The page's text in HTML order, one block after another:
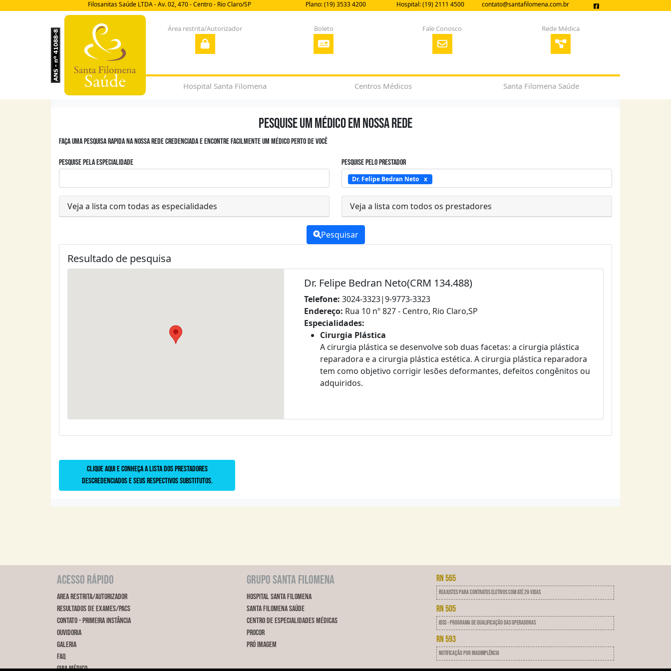
Filosanitas Saúde LTDA - Av. 02, 470 - Centro - Rio Claro/SP Plano: (19) 3533 4200 Hospital: (19) 2111 4500 contato@santafilomena.com.br
Área restrita/Autorizador Boleto Fale Conosco Rede Médica
Hospital Santa Filomena Centros Médicos Santa Filomena Saúde
Pesquise um médico em nossa rede
Faça uma pesquisa rapida na nossa rede credenciada e encontre facilmente um médico perto de você
Pesquise pela especialidade
Veja a lista com todas as especialidades
Pesquise pelo prestador
Dr. Felipe Bedran Neto
Veja a lista com todos os prestadores
Pesquisar
Resultado de pesquisa
Dr. Felipe Bedran Neto(CRM 134.488)
Telefone: 3024-3323|9-9773-3323
Endereço: Rua 10 nº 827 - Centro, Rio Claro,SP
Especialidades:
Cirurgia Plástica
A cirurgia plástica se desenvolve sob duas facetas: a cirurgia plástica
reparadora e a cirurgia plástica estética. A cirurgia plástica reparadora
tem como objetivo corrigir lesões deformantes, defeitos congênitos ou
adquiridos.
Clique aqui e conheça a lista dos prestadores
descredenciados e seus respectivos substitutos.
Acesso Rápido
Area restrita/Autorizador
Resultados de Exames/PACs
Contato - Primeira Instância
Ouvidoria
Galeria
FAQ
Guia Médico
Grupo Santa Filomena
Hospital Santa Filomena
Santa Filomena Saúde
Centro de Especialidades Médicas
ProCor
Pró Imagem
RN 565
Reajustes para contratos eletivos com até 29 vidas
RN 505
IDSS - Programa de qualificação das operadoras
RN 593
Notificação Por Inadimplência